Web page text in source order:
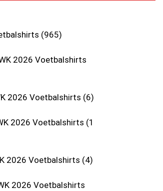
965
2026 Voetbalshirts
2026 Voetbalshirts 6
2026 Voetbalshirts 1
2026 Voetbalshirts 4
2026 Voetbalshirts